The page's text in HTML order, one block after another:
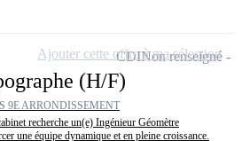
(H/F)
9E ARRONDISSEMENT
recherche un(e) Ingénieur Géomètre
une équipe dynamique et en pleine croissance.
CDINon renseigné
Ajouter cette offre à ma sélection